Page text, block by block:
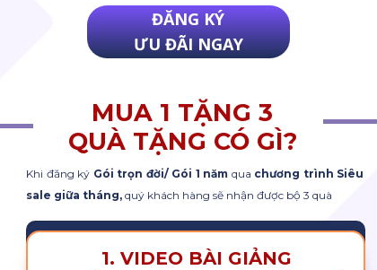
ĐĂNG KÝ
ƯU ĐÃI NGAY
MUA 1 TẶNG 3
QUÀ TẶNG CÓ GÌ?
1. VIDEO BÀI GIẢNG
Khi đăng ký Gói trọn đời/ Gói 1 năm qua chương trình Siêu
sale giữa tháng, quý khách hàng sẽ nhận được bộ 3 quà